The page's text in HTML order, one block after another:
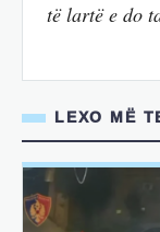
të lartë e do
LEXO MË